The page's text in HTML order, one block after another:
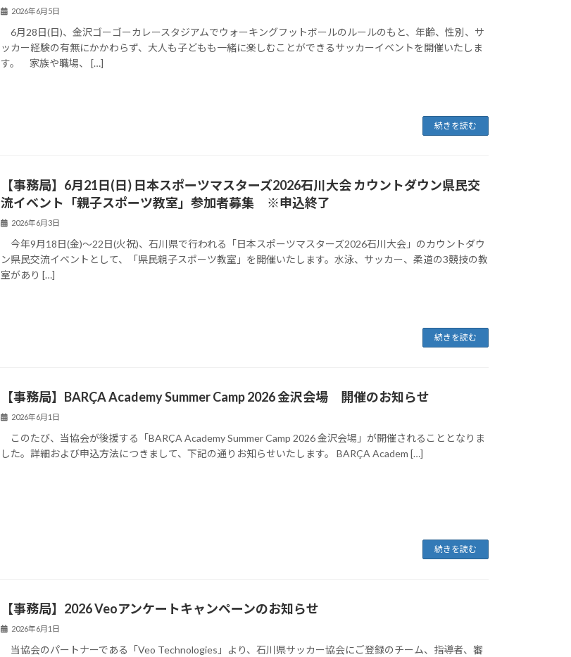
2026年6月5日
6月28日(日)、金沢ゴーゴーカレースタジアムでウォーキングフットボールのルールのもと、年齢、性別、サ
ッカー経験の有無にかかわらず、大人も子どもも一緒に楽しむことができるサッカーイベントを開催いたしま
す。 家族や職場、 […]
続きを読む
【事務局】6月21日(日) 日本スポーツマスターズ2026石川大会 カウントダウン県民交
流イベント「親子スポーツ教室」参加者募集 ※申込終了
2026年6月3日
今年9月18日(金)～22日(火祝)、石川県で行われる「日本スポーツマスターズ2026石川大会」のカウントダウ
ン県民交流イベントとして、「県民親子スポーツ教室」を開催いたします。水泳、サッカー、柔道の3競技の教
室があり […]
続きを読む
【事務局】BARÇA Academy Summer Camp 2026 金沢会場 開催のお知らせ
2026年6月1日
このたび、当協会が後援する「BARÇA Academy Summer Camp 2026 金沢会場」が開催されることとなりま
した。詳細および申込方法につきまして、下記の通りお知らせいたします。 BARÇA Academ […]
続きを読む
【事務局】2026 Veoアンケートキャンペーンのお知らせ
2026年6月1日
当協会のパートナーである「Veo Technologies」より、石川県サッカー協会にご登録のチーム、指導者、審